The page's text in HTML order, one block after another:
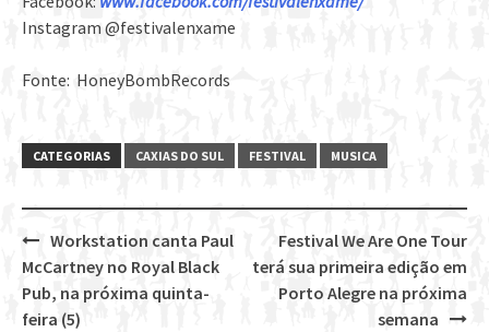
Instagram @festivalenxame
Fonte: HoneyBombRecords
CATEGORIAS CAXIAS DO SUL FESTIVAL MUSICA
Post
navigation
Festival We Are One Tour
terá sua primeira edição em
Porto Alegre na próxima
semana
Workstation canta Paul
McCartney no Royal Black
Pub, na próxima quinta-
feira (5)